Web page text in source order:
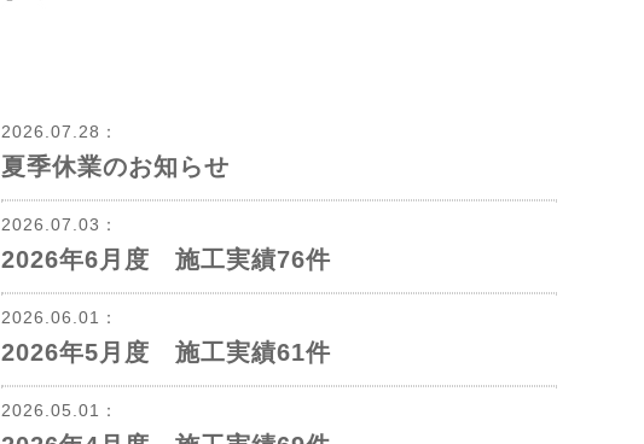
2026.07.28：
夏季休業のお知らせ
2026.07.03：
2026年6月度 施工実績76件
2026.06.01：
2026年5月度 施工実績61件
2026.05.01：